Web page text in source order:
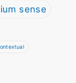
sense